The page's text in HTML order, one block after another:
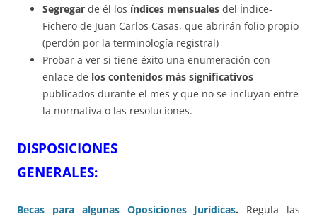
Segregar de él los índices mensuales del Índice-
Fichero de Juan Carlos Casas, que abrirán folio propio
(perdón por la terminología registral)
Probar a ver si tiene éxito una enumeración con
enlace de los contenidos más significativos
publicados durante el mes y que no se incluyan entre
la normativa o las resoluciones.
DISPOSICIONES
Becas para algunas Oposiciones Jurídicas. Regula las